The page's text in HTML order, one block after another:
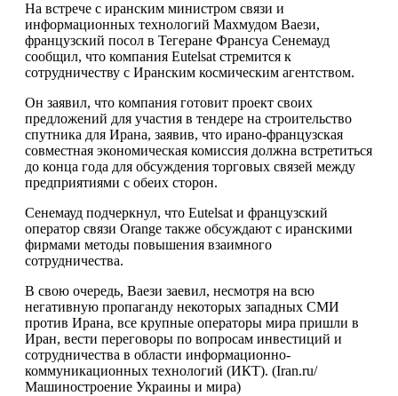
На встрече с иранским министром связи и
информационных технологий Махмудом Ваези,
французский посол в Тегеране Франсуа Сенемауд
сообщил, что компания Eutelsat стремится к
сотрудничеству с Иранским космическим агентством.
Он заявил, что компания готовит проект своих
предложений для участия в тендере на строительство
спутника для Ирана, заявив, что ирано-французская
совместная экономическая комиссия должна встретиться
до конца года для обсуждения торговых связей между
предприятиями с обеих сторон.
Сенемауд подчеркнул, что Eutelsat и французский
оператор связи Orange также обсуждают с иранскими
фирмами методы повышения взаимного
сотрудничества.
В свою очередь, Ваези заевил, несмотря на всю
негативную пропаганду некоторых западных СМИ
против Ирана, все крупные операторы мира пришли в
Иран, вести переговоры по вопросам инвестиций и
сотрудничества в области информационно-
коммуникационных технологий (ИКТ). (Iran.ru/
Машиностроение Украины и мира)